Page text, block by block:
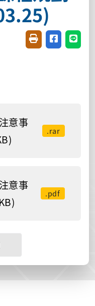
友善列印(開新視
分享至臉書
分享
意事
.rar
意事
.pdf